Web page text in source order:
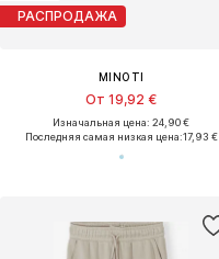
РАСПРОДАЖА
MINOTI
От 19,92 €
Изначальная цена: 24,90 €
Последняя самая низкая цена:17,93 €